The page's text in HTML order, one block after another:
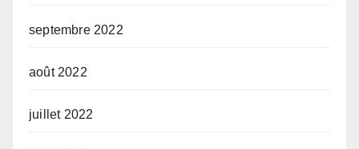
septembre 2022
août 2022
juillet 2022